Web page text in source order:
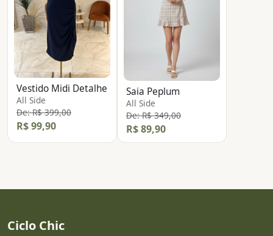
Vestido Midi Detalhe
All Side
De: R$ 399,00
R$ 99,90
Saia Peplum
All Side
De: R$ 349,00
R$ 89,90
Ciclo Chic